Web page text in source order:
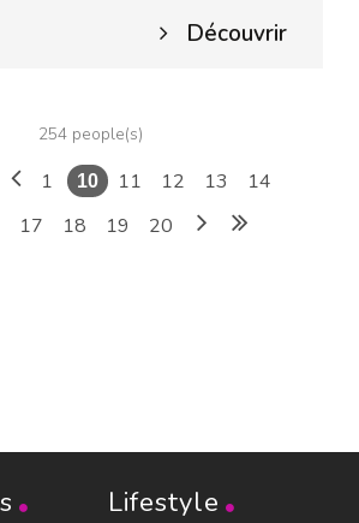
Découvrir
254 people(s)
1 10 11 12 13
14
17 18 19 20
Lifestyle